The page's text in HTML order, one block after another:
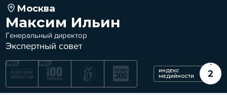
Москва
Максим Ильин
Генеральный директор
Экспертный совет
ИНДЕКС
МЕДИЙНОСТИ
2